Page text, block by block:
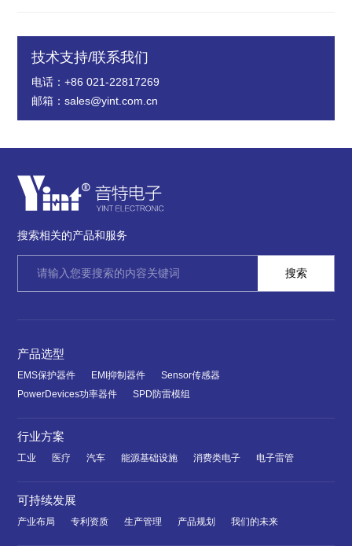
技术支持/联系我们
电话：+86 021-22817269
邮箱：sales@yint.com.cn
搜索相关的产品和服务
产品选型
EMS保护器件 EMI抑制器件
Sensor传感器
PowerDevices功率器件
SPD防雷模组
行业方案
工业 医疗 汽车 能源基础设施 消费类电子 电子雷管
可持续发展
产业布局 专利资质 生产管理 产品规划 我们的未来